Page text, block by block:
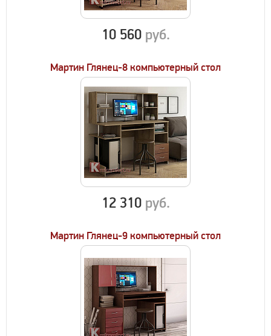
10 560 руб.
Мартин Глянец-8 компьютерный стол
12 310 руб.
Мартин Глянец-9 компьютерный стол